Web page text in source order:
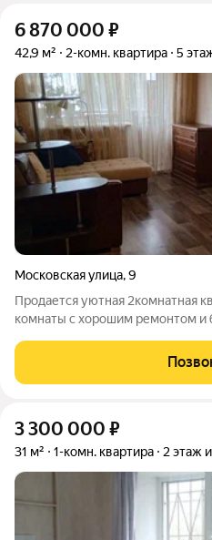
6 870 000 ₽
42,9 м² 2-комн. квартира 5
Московская улица,9
Продается уютная 2комнатная
комнаты с хорошим ремонтом и
закрытый, есть место для
Инфраструктура отличная, даже
3 300 000 ₽
31 м² 1-комн. квартира 2 этаж